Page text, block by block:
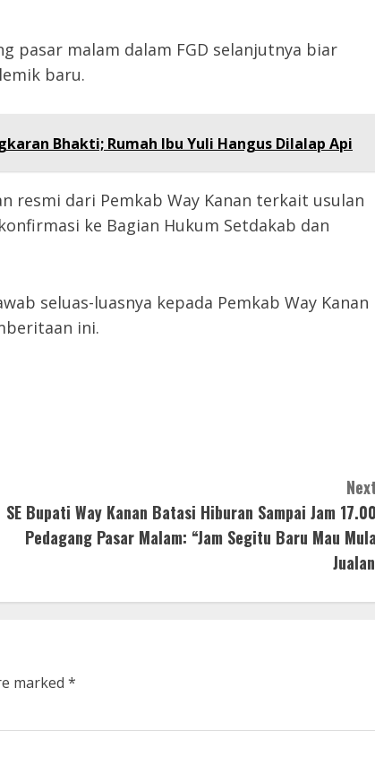
pasar malam dalam FGD selanjutnya biar
baru.
Bhakti; Rumah Ibu Yuli Hangus Dilalap Api
resmi dari Pemkab Way Kanan terkait usulan
ke Bagian Hukum Setdakab dan
seluas-luasnya kepada Pemkab Way Kanan
ini.
SE Bupati Way Kanan Batasi Hiburan Sampai Jam
Pedagang Pasar Malam: “Jam Segitu Baru Mau
marked *